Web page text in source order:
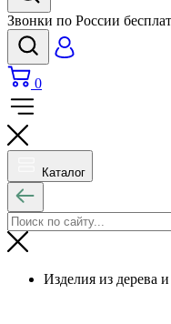
Звонки по России
0
Каталог
Изделия из дерева